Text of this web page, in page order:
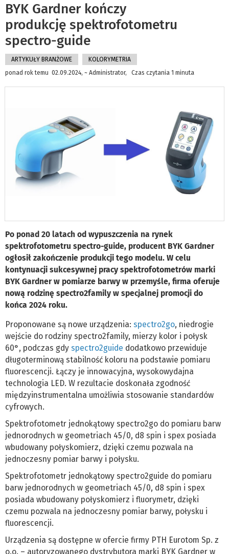
BYK Gardner kończy
produkcję spektrofotometru
spectro-guide
ARTYKUŁY BRANŻOWE
KOLORYMETRIA
ponad rok temu 02.09.2024, ~ Administrator, Czas czytania 1 minuta
Po ponad 20 latach od wypuszczenia na rynek
spektrofotometru spectro-guide, producent BYK Gardner
ogłosił zakończenie produkcji tego modelu. W celu
kontynuacji sukcesywnej pracy spektrofotometrów marki
BYK Gardner w pomiarze barwy w przemyśle, firma oferuje
nową rodzinę spectro2family w specjalnej promocji do
końca 2024 roku.
Proponowane są nowe urządzenia: spectro2go, niedrogie
wejście do rodziny spectro2family, mierzy kolor i połysk
60°, podczas gdy spectro2guide dodatkowo przewiduje
długoterminową stabilność koloru na podstawie pomiaru
fluorescencji. Łączy je innowacyjna, wysokowydajna
technologia LED. W rezultacie doskonała zgodność
międzyinstrumentalna umożliwia stosowanie standardów
cyfrowych.
Spektrofotometr jednokątowy spectro2go do pomiaru barw
jednorodnych w geometriach 45/0, d8 spin i spex posiada
wbudowany połyskomierz, dzięki czemu pozwala na
jednoczesny pomiar barwy i połysku.
Spektrofotometr jednokątowy spectro2guide do pomiaru
barw jednorodnych w geometriach 45/0, d8 spin i spex
posiada wbudowany połyskomierz i fluorymetr, dzięki
czemu pozwala na jednoczesny pomiar barwy, połysku i
fluorescencji.
Urządzenia są dostępne w ofercie firmy PTH Eurotom Sp. z
o.o. – autoryzowanego dystrybutora marki BYK Gardner w